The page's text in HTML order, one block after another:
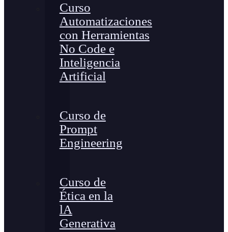
Curso
Automatizaciones
con Herramientas
No Code e
Inteligencia
Artificial
Curso de
Prompt
Engineering
Curso de
Ética en la
lA
Generativa